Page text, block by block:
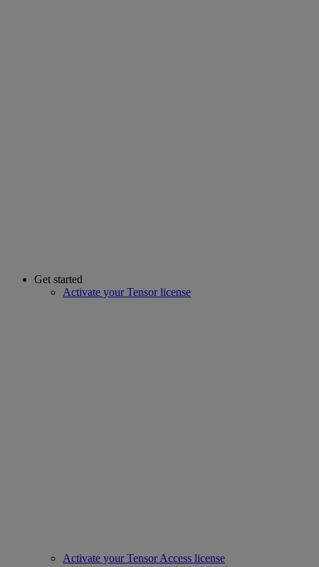
Get started
Activate your Tensor license
Activate your Tensor Access license